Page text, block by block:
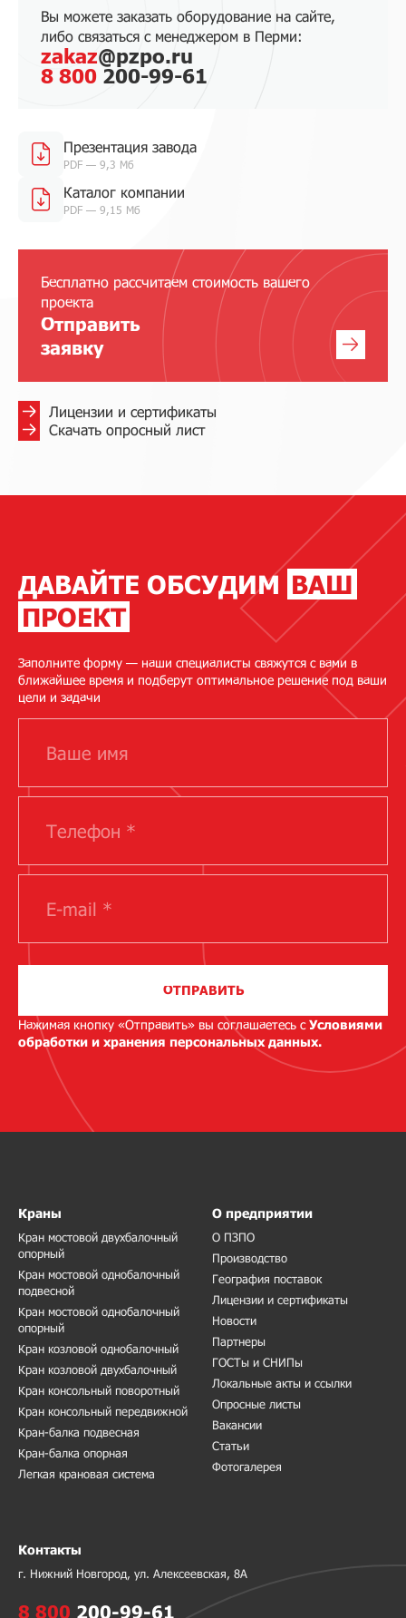
Вы можете заказать оборудование на сайте,
либо связаться с менеджером в Перми:
zakaz@pzpo.ru
8 800 200-99-61
Презентация завода
PDF — 9,3 Мб
Каталог компании
PDF — 9,15 Мб
Бесплатно рассчитаем стоимость вашего
проекта
Отправить
заявку
Лицензии и сертификаты
Скачать опросный лист
ДАВАЙТЕ ОБСУДИМ ВАШ
ПРОЕКТ
Заполните форму — наши специалисты свяжутся с вами в
ближайшее время и подберут оптимальное решение под ваши
цели и задачи
ОТПРАВИТЬ
Нажимая кнопку «Отправить» вы соглашаетесь сУсловиями
обработки и хранения персональных данных.
Краны
Кран мостовой двухбалочный
опорный
Кран мостовой однобалочный
подвесной
Кран мостовой однобалочный
опорный
Кран козловой однобалочный
Кран козловой двухбалочный
Кран консольный поворотный
Кран консольный передвижной
Кран-балка подвесная
Кран-балка опорная
Легкая крановая система
О предприятии
О ПЗПО
Производство
География поставок
Лицензии и сертификаты
Новости
Партнеры
ГОСТы и СНИПы
Локальные акты и ссылки
Опросные листы
Вакансии
Статьи
Фотогалерея
Контакты
г. Нижний Новгород, ул. Алексеевская, 8А
8 800 200-99-61